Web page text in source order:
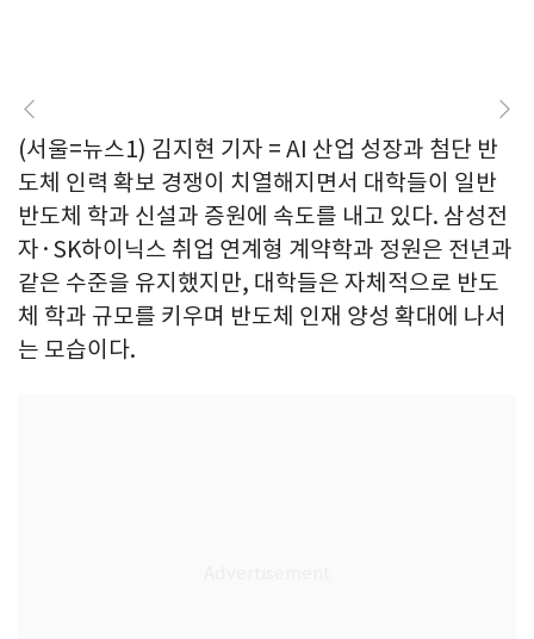
(서울=뉴스1) 김지현 기자 = AI 산업 성장과 첨단 반
도체 인력 확보 경쟁이 치열해지면서 대학들이 일반
반도체 학과 신설과 증원에 속도를 내고 있다. 삼성전
자·SK하이닉스 취업 연계형 계약학과 정원은 전년과
같은 수준을 유지했지만, 대학들은 자체적으로 반도
체 학과 규모를 키우며 반도체 인재 양성 확대에 나서
는 모습이다.